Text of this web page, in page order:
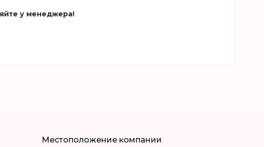
у менеджера!
Местоположение компании